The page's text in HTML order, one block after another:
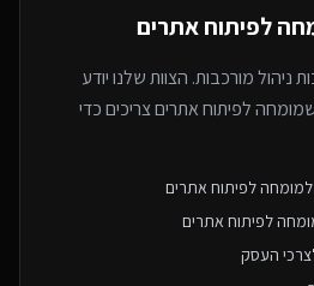
לפיתוח אתרים
מורכבות. הצוות שלנו יודע
לפיתוח אתרים צריכים כדי
למומחה לפיתוח אתרים
לפיתוח אתרים
העסק